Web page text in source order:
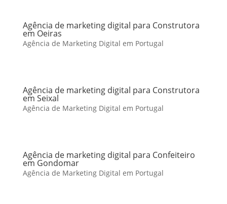
Agência de marketing digital para Construtora
em Oeiras
Agência de Marketing Digital em Portugal
Agência de marketing digital para Construtora
em Seixal
Agência de Marketing Digital em Portugal
Agência de marketing digital para Confeiteiro
em Gondomar
Agência de Marketing Digital em Portugal